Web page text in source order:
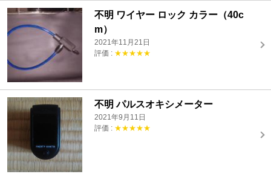
不明 ワイヤー ロック カラー（40c
m）
2021年11月21日
評価 : ★★★★★
不明 パルスオキシメーター
2021年9月11日
評価 : ★★★★★